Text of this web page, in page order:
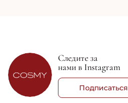
Следите за
нами в Instagram
Подписаться